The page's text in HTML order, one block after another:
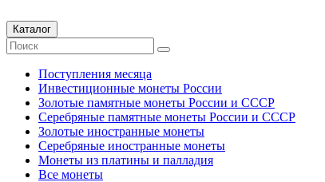
Каталог
Поступления месяца
Инвестиционные монеты России
Золотые памятные монеты России и СССР
Серебряные памятные монеты России и СССР
Золотые иностранные монеты
Серебряные иностранные монеты
Монеты из платины и палладия
Все монеты